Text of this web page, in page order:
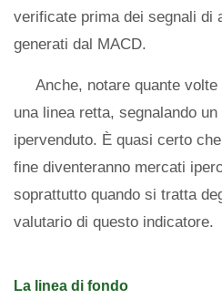
verificate prima dei segnali di
generati dal MACD.
Anche, notare quante
una linea retta, segnalando
ipervenduto. È quasi certo
fine diventeranno mercati
soprattutto quando si tratta
valutario di questo indicatore.
La linea di fondo